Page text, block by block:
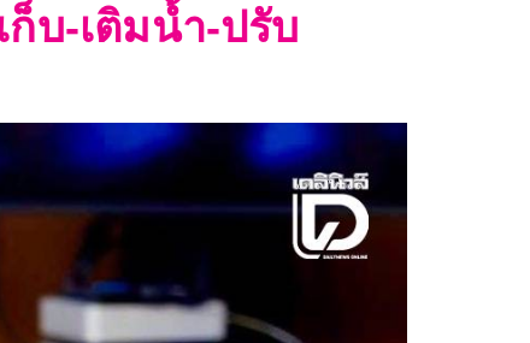
ก็บ-เติมน้ำ-ปรับ